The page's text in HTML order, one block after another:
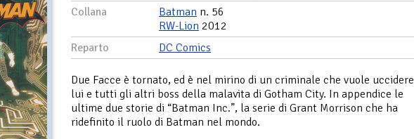
Collana
Batman n. 56
RW-Lion 2012
Reparto
DC Comics
Due Facce è tornato, ed è nel mirino di un criminale che vuole uccidere
lui e tutti gli altri boss della malavita di Gotham City. In appendice le
ultime due storie di “Batman Inc.”, la serie di Grant Morrison che ha
ridefinito il ruolo di Batman nel mondo.